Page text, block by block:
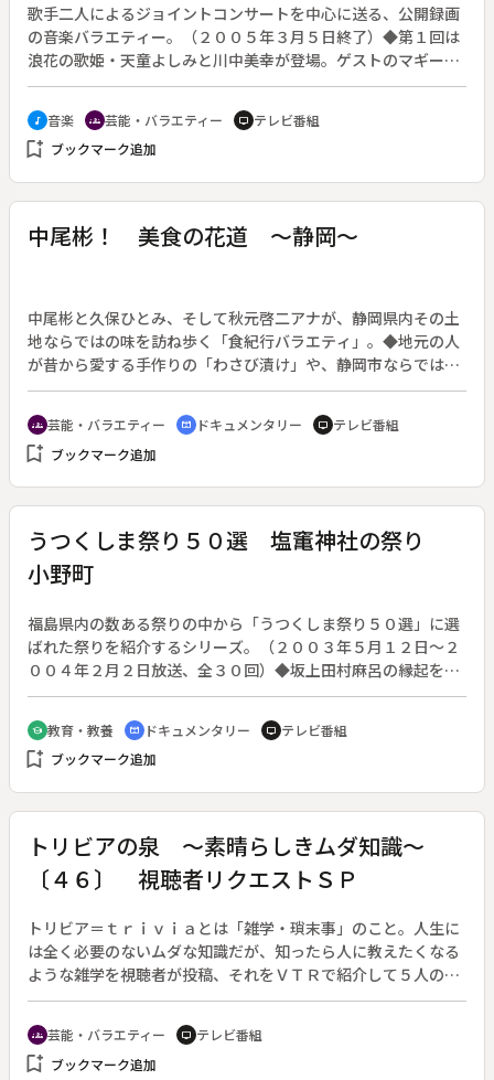
歌手二人によるジョイントコンサートを中心に送る、公開録画
の音楽バラエティー。（２００５年３月５日終了）◆第１回は
浪花の歌姫・天童よしみと川中美幸が登場。ゲストのマギー審
司がマジックを披露する。
music_note 音楽 groups 芸能・バラエティー tv テレビ番組
bookmark_add ブックマーク追加
中尾彬！ 美食の花道 ～静岡～
中尾彬と久保ひとみ、そして秋元啓二アナが、静岡県内その土
地ならではの味を訪ね歩く「食紀行バラエティ」。◆地元の人
が昔から愛する手作りの「わさび漬け」や、静岡市ならではの
「親子丼」「静岡おでん」などを紹介。美食家の中尾と食に疎
い久保・秋元とが掛け合いトークを繰り広げながら、地元の
人々ともふれあう。
groups 芸能・バラエティー cinematic_blur ドキュメンタリー tv テレビ番組
bookmark_add ブックマーク追加
うつくしま祭り５０選 塩竃神社の祭り
小野町
福島県内の数ある祭りの中から「うつくしま祭り５０選」に選
ばれた祭りを紹介するシリーズ。（２００３年５月１２日～２
００４年２月２日放送、全３０回）◆坂上田村麻呂の縁起をも
つ塩竈神社。県内唯一の十一人による獅子舞が奉納され、神輿
は白装束の若者に担がれて勇ましく参道の階段を下り、厳かに
渡御して幡場を巡って仮舎に泊まる。
school 教育・教養 cinematic_blur ドキュメンタリー tv テレビ番組
bookmark_add ブックマーク追加
トリビアの泉 ～素晴らしきムダ知識～
〔４６〕 視聴者リクエストＳＰ
トリビア＝ｔｒｉｖｉａとは「雑学・瑣末事」のこと。人生に
は全く必要のないムダな知識だが、知ったら人に教えたくなる
ような雑学を視聴者が投稿、それをＶＴＲで紹介して５人のパ
ネラーが品評する。（２００２年１０月７日（深夜）～２００
６年９月２７日放送）◆この回はゴールデン進出１周年を記念
し、視聴者から募集した「もう一度見たいトリビア」を一挙に
まとめて放送する。
groups 芸能・バラエティー tv テレビ番組
bookmark_add ブックマーク追加